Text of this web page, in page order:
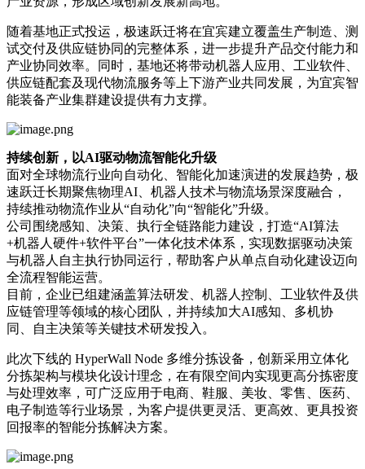
随着基地正式投运，极速跃迁将在宜宾建立覆盖生产制造、测
试交付及供应链协同的完整体系，进一步提升产品交付能力和
产业协同效率。同时，基地还将带动机器人应用、工业软件、
供应链配套及现代物流服务等上下游产业共同发展，为宜宾智
能装备产业集群建设提供有力支撑。
持续创新，以AI驱动物流智能化升级
面对全球物流行业向自动化、智能化加速演进的发展趋势，极
速跃迁长期聚焦物理AI、机器人技术与物流场景深度融合，
持续推动物流作业从“自动化”向“智能化”升级。
公司围绕感知、决策、执行全链路能力建设，打造“AI算法
+机器人硬件+软件平台”一体化技术体系，实现数据驱动决策
与机器人自主执行协同运行，帮助客户从单点自动化建设迈向
全流程智能运营。
目前，企业已组建涵盖算法研发、机器人控制、工业软件及供
应链管理等领域的核心团队，并持续加大AI感知、多机协
同、自主决策等关键技术研发投入。
此次下线的 HyperWall Node 多维分拣设备，创新采用立体化
分拣架构与模块化设计理念，在有限空间内实现更高分拣密度
与处理效率，可广泛应用于电商、鞋服、美妆、零售、医药、
电子制造等行业场景，为客户提供更灵活、更高效、更具投资
回报率的智能分拣解决方案。